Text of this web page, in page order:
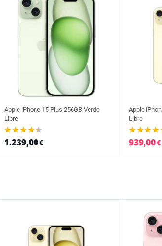
Apple iPhone 15 Plus 256GB Verde
Libre
1.239,00€
Apple
Libre
939,00€